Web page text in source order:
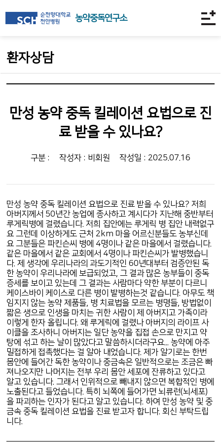
농약중독연구소
환자상담
만성 농약 중독 킬레이션 요법으로 진
료 받을 수 있나요?
구분 : 작성자 : 비회원 작성일 : 2025.07.16
만성 농약 중독 킬레이션 요법으로 진료 받을 수 있나요? 저희
아버지께서 50년간 농업에 종사하고 계시다가 지난해 중반부터
루게릭병에 걸렸습니다. 저희 집안에는 루게릭 병 집안 내력없구
요 그런데 이상하게도 근처 2km 마을 어르신분들도 농부신데
요 그분들은 파킨슨씨 병에 4명이나 같은 마을에서 걸렸습니다.
같은 마을에서 같은 교회에서 4명이나 파킨슨씨가 발병했습니
다. 제 생각에 우리나라의 과도기적인 60년대부터 검증안된 독
한 농약이 우리나라에 보급되었고, 그 결과 많은 농부들이 중독
증세를 보이고 있는데 그 결과는 사람마다 약한 부분이 다르니
케이스바이 케이스로 다른 병이 발병하는것 같습니다. 아무도 책
임지지 않는 농약 제품들, 병 치료법을 모르는 병명들, 방법없이
짧은 생으로 인생을 마치는 귀한 사람이 제 아버지고 가족이라
이렇게 한자 올립니다. 왜 루게릭에 걸렸나 아버지의 라이프 사
이클을 조사하니 아버지는 일단 농약을 집접 손으로 만지고 약
탕에 섞고 하는 날이 많았다고 말씀하시더라구요... 농약에 아주
밀접하게 접촉했다는 걸 알아 내었습니다. 제가 알기로는 한번
몸안에 들어간 독한 농약이나 중금속은 일반적으로는 조금은 빠
져나오지만 나머지는 전부 우리 몸안 세포에 잔류하고 있다고
알고 있습니다. 그래서 인위적으로 빼내지 않으면 복합적인 병에
노출된다고 들었습니다. 특히 뇌쪽에 들어가면 뇌류런(뇌세포)
을 파괴하는 인자가 된다고 알고 있습니다. 하여 만성 농약 및 중
금속 중독 킬레이션 요법을 진료 받고자 합니다. 회신 부탁드립
니다.